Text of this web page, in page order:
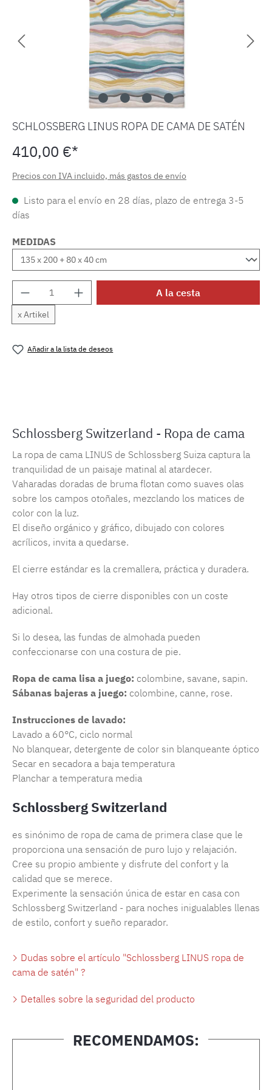
SCHLOSSBERG LINUS ROPA DE CAMA DE SATÉN
410,00 €*
Precios con IVA incluido, más gastos de envío
Listo para el envío en 28 días, plazo de entrega 3-5
días
MEDIDAS
Cantidad del producto: introduce la
x Artikel
A la cesta
Añadir a la lista de deseos
Schlossberg Switzerland - Ropa de cama
La ropa de cama LINUS de Schlossberg Suiza captura la
tranquilidad de un paisaje matinal al atardecer.
Vaharadas doradas de bruma flotan como suaves olas
sobre los campos otoñales, mezclando los matices de
color con la luz.
El diseño orgánico y gráfico, dibujado con colores
acrílicos, invita a quedarse.
El cierre estándar es la cremallera, práctica y duradera.
Hay otros tipos de cierre disponibles con un coste
adicional.
Si lo desea, las fundas de almohada pueden
confeccionarse con una costura de pie.
Ropa de cama lisa a juego: colombine, savane, sapin.
Sábanas bajeras a juego: colombine, canne, rose.
Instrucciones de lavado:
Lavado a 60°C, ciclo normal
No blanquear, detergente de color sin blanqueante óptico
Secar en secadora a baja temperatura
Planchar a temperatura media
Schlossberg Switzerland
es sinónimo de ropa de cama de primera clase que le
proporciona una sensación de puro lujo y relajación.
Cree su propio ambiente y disfrute del confort y la
calidad que se merece.
Experimente la sensación única de estar en casa con
Schlossberg Switzerland - para noches inigualables llenas
de estilo, confort y sueño reparador.
Dudas sobre el artículo "Schlossberg LINUS ropa de
cama de satén" ?
Detalles sobre la seguridad del producto
RECOMENDAMOS: